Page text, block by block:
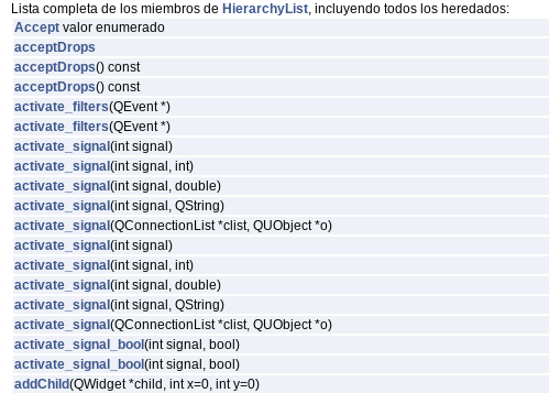
Lista completa de los miembros de HierarchyList, incluyendo todos los heredados:
Accept valor enumerado
acceptDrops
acceptDrops() const
acceptDrops() const
activate_filters(QEvent *)
activate_filters(QEvent *)
activate_signal (int signal)
activate_signal (int signal, int)
activate_signal (int signal, double)
activate_signal (int signal, QString)
activate_signal (QConnectionList *clist, QUObject *o)
activate_signal (int signal)
activate_signal (int signal, int)
activate_signal (int signal, double)
activate_signal (int signal, QString)
activate_signal (QConnectionList *clist, QUObject *o)
activate_signal_bool (int signal, bool)
activate_signal_bool (int signal, bool)
addChild(QWidget *child, int x=0, int y=0)